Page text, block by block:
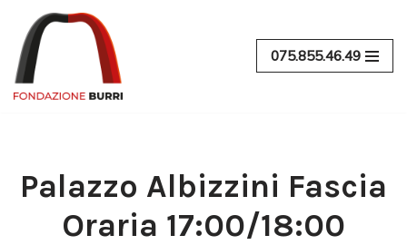
Vai
al
contenuto
075.855.46.49
Palazzo Albizzini Fascia
Oraria 17:00/18:00